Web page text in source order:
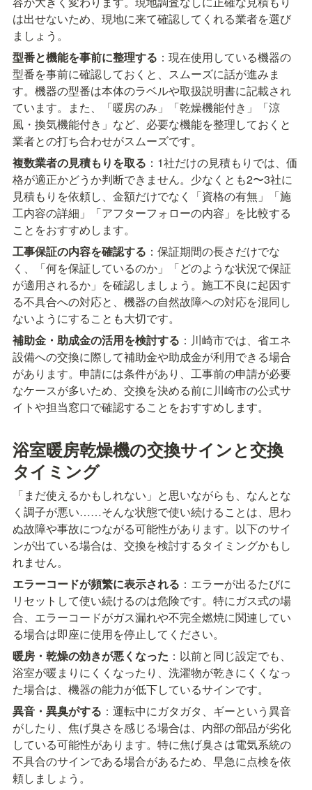
は出せないため、現地に来て確認してくれる業者を選び
ましょう。
型番と機能を事前に整理する ：現在使用している機器の
型番を事前に確認しておくと、スムーズに話が進みま
す。機器の型番は本体のラベルや取扱説明書に記載され
ています。また、「暖房のみ」「乾燥機能付き」「涼
風・換気機能付き」など、必要な機能を整理しておくと
業者との打ち合わせがスムーズです。
複数業者の見積もりを取る ：1社だけの見積もりでは、価
格が適正かどうか判断できません。少なくとも2〜3社に
見積もりを依頼し、金額だけでなく「資格の有無」「施
工内容の詳細」「アフターフォローの内容」を比較する
ことをおすすめします。
工事保証の内容を確認する ：保証期間の長さだけでな
く、「何を保証しているのか」「どのような状況で保証
が適用されるか」を確認しましょう。施工不良に起因す
る不具合への対応と、機器の自然故障への対応を混同し
ないようにすることも大切です。
補助金・助成金の活用を検討する ：川崎市では、省エネ
設備への交換に際して補助金や助成金が利用できる場合
があります。申請には条件があり、工事前の申請が必要
なケースが多いため、交換を決める前に川崎市の公式サ
イトや担当窓口で確認することをおすすめします。
浴室暖房乾燥機の交換サインと交換
タイミング
「まだ使えるかもしれない」と思いながらも、なんとな
く調子が悪い……そんな状態で使い続けることは、思わ
ぬ故障や事故につながる可能性があります。以下のサイ
ンが出ている場合は、交換を検討するタイミングかもし
れません。
エラーコードが頻繁に表示される ：エラーが出るたびに
リセットして使い続けるのは危険です。特にガス式の場
合、エラーコードがガス漏れや不完全燃焼に関連してい
る場合は即座に使用を停止してください。
暖房・乾燥の効きが悪くなった ：以前と同じ設定でも、
浴室が暖まりにくくなったり、洗濯物が乾きにくくなっ
た場合は、機器の能力が低下しているサインです。
異音・異臭がする ：運転中にガタガタ、ギーという異音
がしたり、焦げ臭さを感じる場合は、内部の部品が劣化
している可能性があります。特に焦げ臭さは電気系統の
不具合のサインである場合があるため、早急に点検を依
頼しましょう。